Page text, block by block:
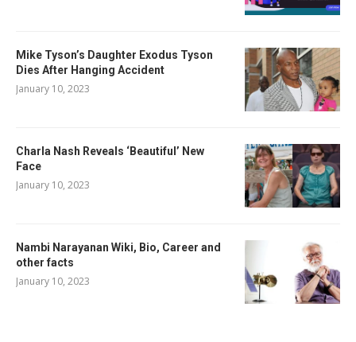
Mike Tyson’s Daughter Exodus Tyson
Dies After Hanging Accident
January 10, 2023
Charla Nash Reveals ‘Beautiful’ New
Face
January 10, 2023
Nambi Narayanan Wiki, Bio, Career and
other facts
January 10, 2023